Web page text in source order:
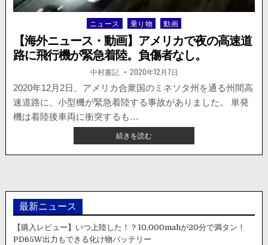
が
緊
急
着
陸。
監
カ
メ
の
Posted
in
ニュース 乗り物 動画
【海外ニュース・動画】アメリカで夜の高速道
路に飛行機が緊急着陸。負傷者なし。
著
者:
中村書記 掲
載
日：
2020年12月7日
2020年12月2日、アメリカ合衆国のミネソタ州を通る州間高
速道路に、小型機が緊急着陸する事故がありました。 単発
機は着陸後車両に衝突するも…
続きを読む【海
外
ニ
ス・
画】
ア
最新ニュース
【購入レビュー】いつ上陸した！？10,000mahが20分で満タン！
PD65W出力もできる化け物バッテリー